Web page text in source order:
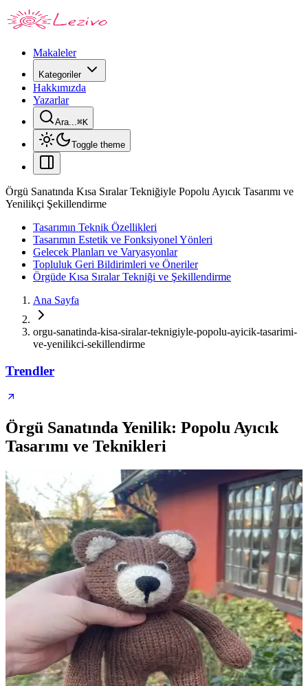
Makaleler
Kategoriler
Hakkımızda
Yazarlar
Ara...⌘K
Toggle theme
Örgü Sanatında Kısa Sıralar Tekniğiyle Popolu Ayıcık Tasarımı ve
Yenilikçi Şekillendirme
Tasarımın Teknik Özellikleri
Tasarımın Estetik ve Fonksiyonel Yönleri
Gelecek Planları ve Varyasyonlar
Topluluk Geri Bildirimleri ve Öneriler
Örgüde Kısa Sıralar Tekniği ve Şekillendirme
Ana Sayfa
orgu-sanatinda-kisa-siralar-teknigiyle-popolu-ayicik-tasarimi-
ve-yenilikci-sekillendirme
Trendler
Örgü Sanatında Yenilik: Popolu Ayıcık
Tasarımı ve Teknikleri